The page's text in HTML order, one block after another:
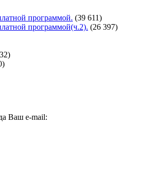
программой. (39 611)
программой(ч.2). (26 397)
Ваш e-mail: